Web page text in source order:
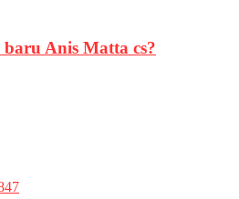
Anis Matta cs?